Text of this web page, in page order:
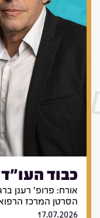
כבוד העו"ד -
אורח: פרופ' רענן
הסרטן המרכז
17.07.2026